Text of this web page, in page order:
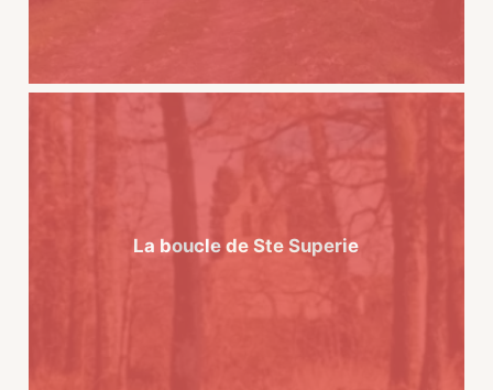
La boucle de Ste Superie